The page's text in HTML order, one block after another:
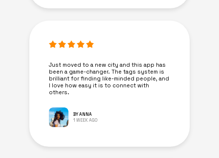
Just moved to a new city and this app has
been a game-changer. The tags system is
brilliant for finding like-minded people, and
I love how easy it is to connect with
others.
BY ANNA
1 WEEK AGO